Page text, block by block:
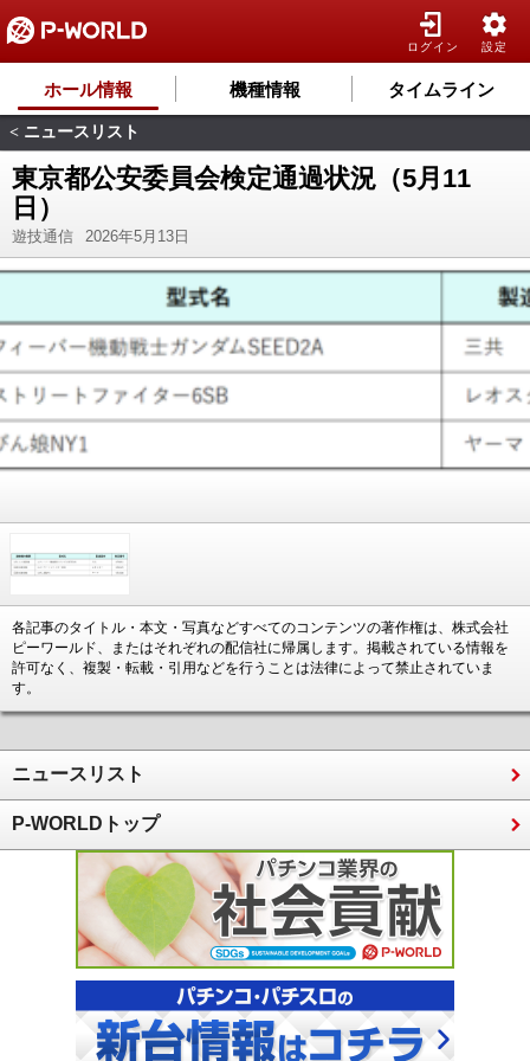
ログイン 設定
ホール情報 機種情報 タイムライン
< ニュースリスト
東京都公安委員会検定通過状況（5月11
日）
遊技通信 2026年5月13日
各記事のタイトル・本文・写真などすべてのコンテンツの著作権は、株式会社
ピーワールド、またはそれぞれの配信社に帰属します。掲載されている情報を
許可なく、複製・転載・引用などを行うことは法律によって禁止されていま
す。
ニュースリスト
P-WORLDトップ